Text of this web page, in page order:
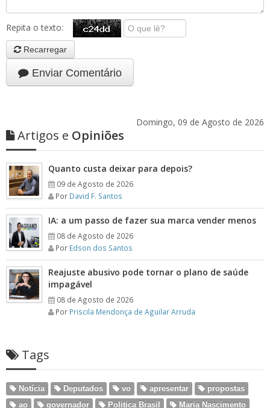
Repita o texto:
Recarregar
Enviar Comentário
Domingo, 09 de Agosto de 2026
Artigos e Opiniões
Quanto custa deixar para depois?
09 de Agosto de 2026
Por David F. Santos
IA: a um passo de fazer sua marca vender menos
08 de Agosto de 2026
Por Edson dos Santos
Reajuste abusivo pode tornar o plano de saúde
impagável
08 de Agosto de 2026
Por Priscila Mendonça de Aguilar Arruda
Tags
Notícia Deputados vo apresentar
propostas
ao
governador Politica Brasil Maria Nascimento